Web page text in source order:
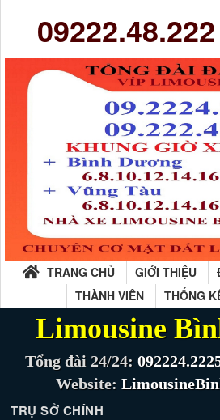
09222.48.222
TRANG CHỦ GIỚI THIỆU
THÀNH VIÊN
THỐNG
Limousine
Tổng đài 24/24:
Website:
TRỤ SỞ CHÍNH